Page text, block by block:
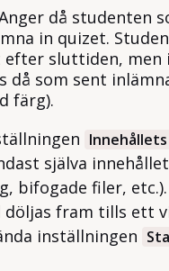
då studenten
in quizet.
efter sluttiden, men
då som sent
färg).
själva
bifogade filer,
döljas fram tills ett
inställningen